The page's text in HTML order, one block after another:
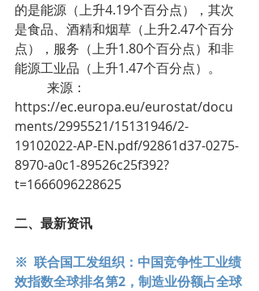
的是能源（上升4.19个百分点），其次
是食品、酒精和烟草（上升2.47个百分
点），服务（上升1.80个百分点）和非
能源工业品（上升1.47个百分点）。
https://ec.europa.eu/eurostat/docu
ments/2995521/15131946/2-
19102022-AP-EN.pdf/92861d37-0275-
8970-a0c1-89526c25f392?
t=1666096228625
二、最新资讯
※  联合国工发组织：中国竞争性工业绩
效指数全球排名第2，制造业份额占全球